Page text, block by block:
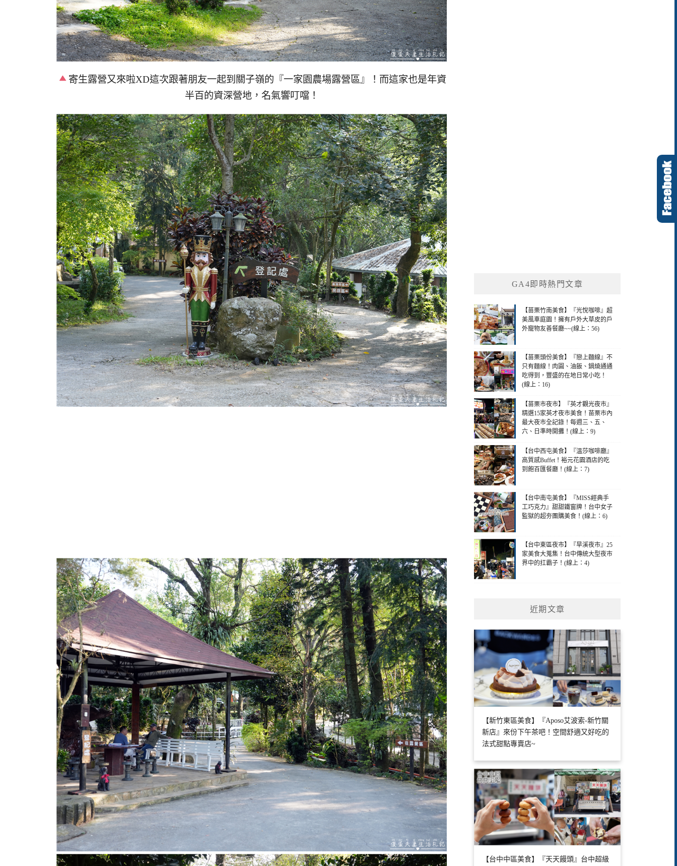
寄生露營又來啦XD這次跟著朋友一起到關子嶺的『一家園農場露營區』！而這家也是年資
半百的資深營地，名氣響叮噹！
GA4即時熱門文章
【苗栗竹南美食】『光悅咖啡』超
美風車庭園！擁有戶外大草皮的戶
外寵物友善餐廳~~(線上：56)
【苗栗頭份美食】『戀上麵線』不
只有麵線！肉圓、油飯、鍋燒通通
吃得到，豐盛的在地日常小吃！
(線上：16)
【苗栗市夜市】『英才觀光夜市』
精選15家英才夜市美食！苗栗市內
最大夜市全記錄！每週三、五、
六、日準時開攤！(線上：9)
【台中西屯美食】『溫莎咖啡廳』
高質感Buffet！裕元花園酒店的吃
到飽百匯餐廳！(線上：7)
【台中南屯美食】『MISS經典手
工巧克力』甜甜鐵窗牌！台中女子
監獄的超夯團購美食！(線上：6)
【台中東區夜市】『旱溪夜市』25
家美食大蒐集！台中傳統大型夜市
界中的扛霸子！(線上：4)
近期文章
【新竹東區美食】『Aposo艾波索-新竹關
新店』來份下午茶吧！空間舒適又好吃的
法式甜點專賣店~
【台中中區美食】『天天饅頭』台中超級